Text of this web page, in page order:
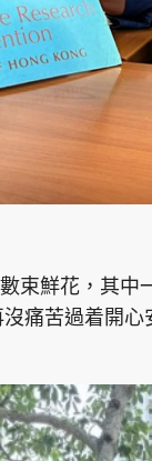
束鮮花，其中
痛苦過着開